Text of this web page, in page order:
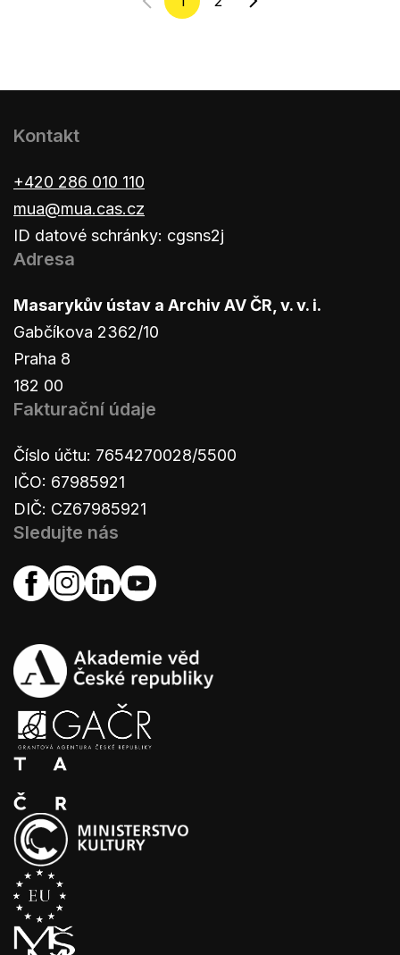
Kontakt
+420 286 010 110
mua@mua.cas.cz
ID datové schránky: cgsns2j
Adresa
Masarykův ústav a Archiv AV ČR, v. v. i.
Gabčíkova 2362/10
Praha 8
182 00
Fakturační údaje
Číslo účtu: 7654270028/5500
IČO: 67985921
DIČ: CZ67985921
Sledujte nás